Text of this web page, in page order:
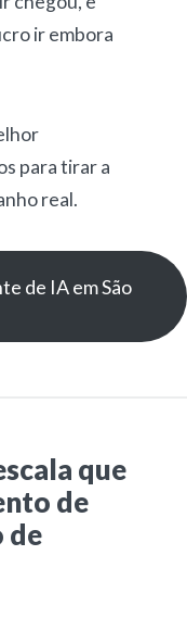
ir embora
para tirar a
real.
de IA em São
que
de
de